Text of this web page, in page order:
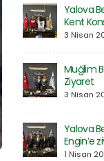
Özel
Protokolü
Saadet
Defne
Atma